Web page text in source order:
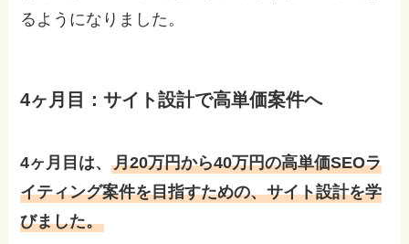
るようになりました。
4ヶ月目：サイト設計で高単価案件へ
4ヶ月目は、月20万円から40万円の高単価SEOラ
イティング案件を目指すための、サイト設計を学
びました。